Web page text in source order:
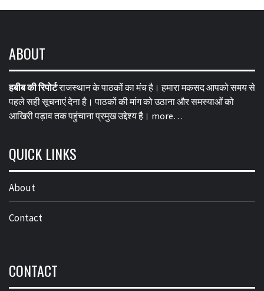
ABOUT
हबीब की रिपोर्टराजस्थान के पाठकों का मंच है। हमारा मकसद आपको समय से
पहले सही सूचनाएं देना है। पाठकों की मांग को उठाना और समस्याओं को
आखिरी पड़ाव तक पहुंचाना प्रमुख उद्देश्य है। more…
QUICK LINKS
About
Contact
CONTACT